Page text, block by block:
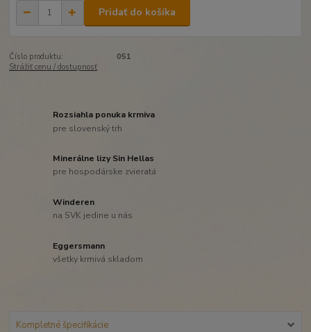
Pridať do košíka
Číslo produktu:
051
Strážiť cenu / dostupnosť
Rozsiahla ponuka krmiva
pre slovenský trh
Minerálne lizy Sin Hellas
pre hospodárske zvieratá
Winderen
na SVK jedine u nás
Eggersmann
všetky krmivá skladom
Kompletné špecifikácie